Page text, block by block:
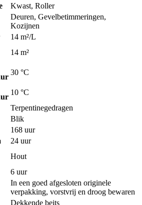
Kwast, Roller
Deuren, Gevelbetimmeringen,
Kozijnen
14 m²/L
14 m²
30 °C
10 °C
Terpentinegedragen
Blik
168 uur
24 uur
Hout
6 uur
In een goed afgesloten originele
verpakking, vorstvrij en droog bewaren
Dekkende beits